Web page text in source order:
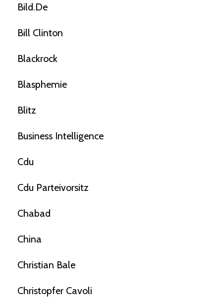
Bild.de
Bill Clinton
Blackrock
Blasphemie
Blitz
Business Intelligence
Cdu
Cdu Parteivorsitz
Chabad
China
Christian Bale
Christopfer Cavoli